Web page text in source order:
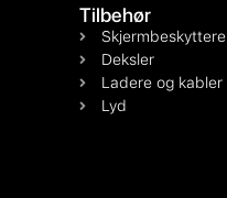
Tilbehør
Skjermbeskyttere
Deksler
Ladere og kabler
Lyd